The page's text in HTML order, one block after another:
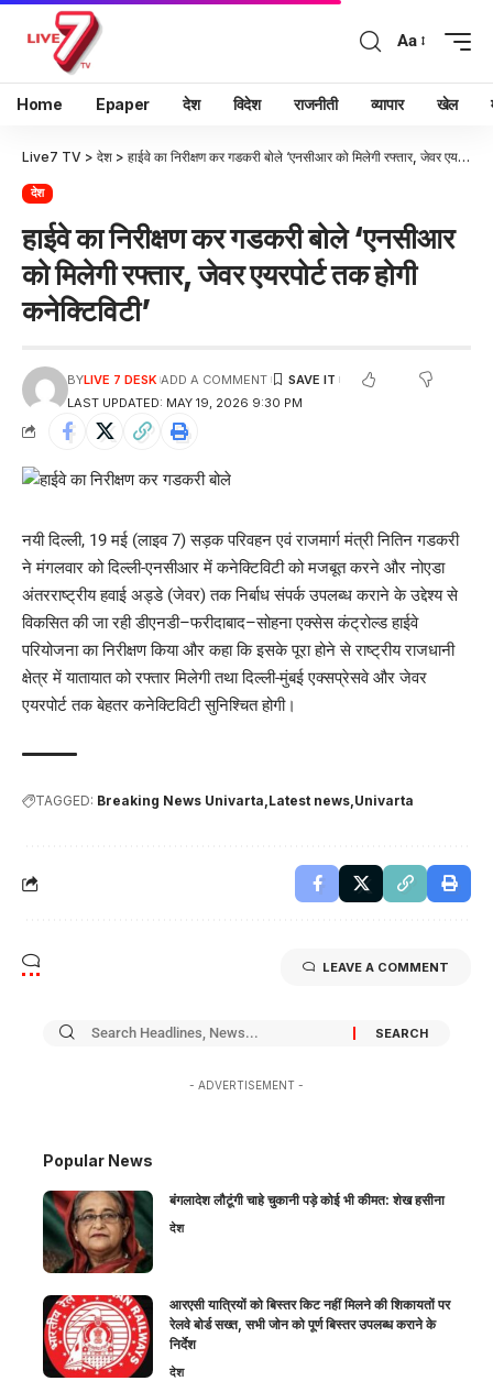
Aa
Home Epaper देश विदेश राजनीती व्यापार खेल
Live7 TV > देश > हाईवे का निरीक्षण कर गडकरी बोले ‘एनसीआर को मिलेगी रफ्तार, जेवर एयरपोर्ट तक होगी कनेक्टिविटी’
देश
हाईवे का निरीक्षण कर गडकरी बोले ‘एनसीआर
को मिलेगी रफ्तार, जेवर एयरपोर्ट तक होगी
कनेक्टिविटी’
LAST UPDATED: MAY 19, 2026 9:30 PM
BYLIVE 7 DESK ADD A COMMENT
नयी दिल्ली, 19 मई (लाइव 7) सड़क परिवहन एवं राजमार्ग मंत्री नितिन गडकरी
ने मंगलवार को दिल्ली-एनसीआर में कनेक्टिविटी को मजबूत करने और नोएडा
अंतरराष्ट्रीय हवाई अड्डे (जेवर) तक निर्बाध संपर्क उपलब्ध कराने के उद्देश्य से
विकसित की जा रही डीएनडी–फरीदाबाद–सोहना एक्सेस कंट्रोल्ड हाईवे
परियोजना का निरीक्षण किया और कहा कि इसके पूरा होने से राष्ट्रीय राजधानी
क्षेत्र में यातायात को रफ्तार मिलेगी तथा दिल्ली-मुंबई एक्सप्रेसवे और जेवर
एयरपोर्ट तक बेहतर कनेक्टिविटी सुनिश्चित होगी।
TAGGED: Breaking News Univarta Latest news Univarta
LEAVE A COMMENT
- ADVERTISEMENT -
Popular News
बंगलादेश लौटूंगी चाहे चुकानी पड़े कोई भी कीमत: शेख हसीना
देश
आरएसी यात्रियों को बिस्तर किट नहीं मिलने की शिकायतों पर
रेलवे बोर्ड सख्त, सभी जोन को पूर्ण बिस्तर उपलब्ध कराने के
निर्देश
देश